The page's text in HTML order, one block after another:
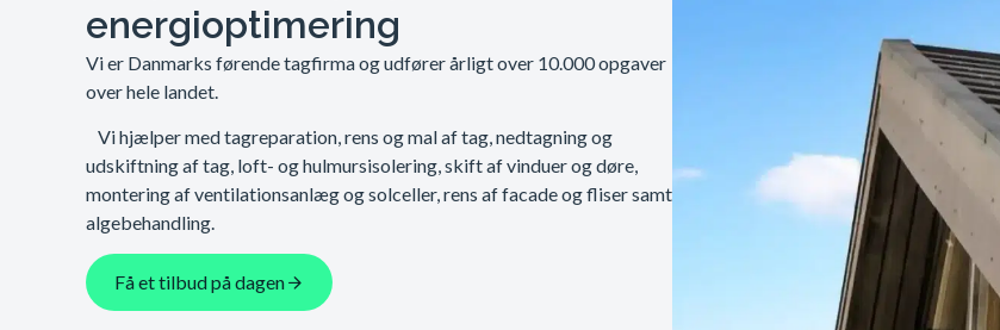
energioptimering
Vi er Danmarks førende tagfirma og udfører årligt over 10.000 opgaver
over hele landet.
Vi hjælper med tagreparation, rens og mal af tag, nedtagning og
udskiftning af tag, loft- og hulmursisolering, skift af vinduer og døre,
montering af ventilationsanlæg og solceller, rens af facade og fliser samt
algebehandling.
Få et tilbud på dagen